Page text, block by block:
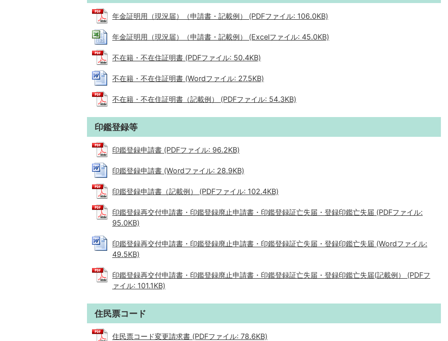
年金証明用（現況届）（申請書・記載例） (PDFファイル: 106.0KB)
年金証明用（現況届）（申請書・記載例） (Excelファイル: 45.0KB)
不在籍・不在住証明書 (PDFファイル: 50.4KB)
不在籍・不在住証明書 (Wordファイル: 27.5KB)
不在籍・不在住証明書（記載例） (PDFファイル: 54.3KB)
印鑑登録等
印鑑登録申請書 (PDFファイル: 96.2KB)
印鑑登録申請書 (Wordファイル: 28.9KB)
印鑑登録申請書（記載例） (PDFファイル: 102.4KB)
印鑑登録再交付申請書・印鑑登録廃止申請書・印鑑登録証亡失届・登録印鑑亡失届 (PDFファイル:
95.0KB)
印鑑登録再交付申請書・印鑑登録廃止申請書・印鑑登録証亡失届・登録印鑑亡失届 (Wordファイル:
49.5KB)
印鑑登録再交付申請書・印鑑登録廃止申請書・印鑑登録証亡失届・登録印鑑亡失届(記載例） (PDFフ
ァイル: 101.1KB)
住民票コード
住民票コード変更請求書 (PDFファイル: 78.6KB)